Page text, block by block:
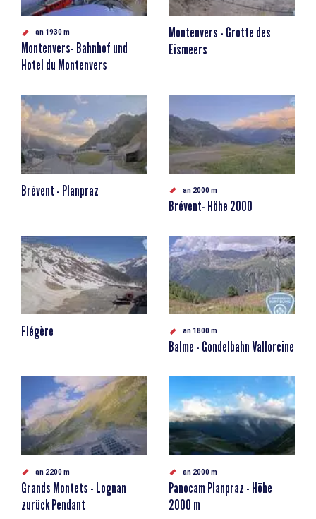
an 1930 m
Montenvers- Bahnhof und
Hotel du Montenvers
Montenvers - Grotte des
Eismeers
Brévent - Planpraz an 2000 m
Brévent- Höhe 2000
Flégère an 1800 m
Balme - Gondelbahn Vallorcine
an 2200 m
Grands Montets - Lognan
zurück Pendant
an 2000 m
Panocam Planpraz - Höhe
2000 m